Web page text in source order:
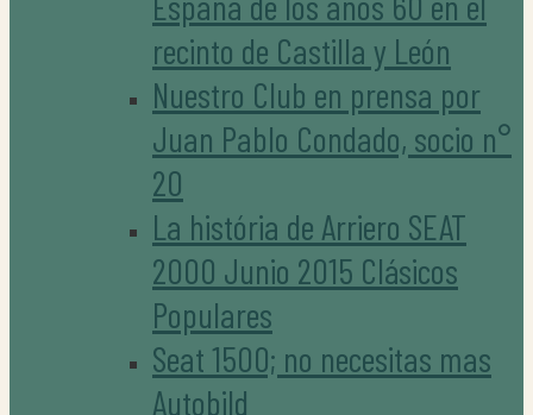
recinto de Castilla y León
Nuestro Club en prensa por
Juan Pablo Condado, socio n°
20
La história de Arriero SEAT
2000 Junio 2015 Clásicos
Populares
Seat 1500; no necesitas mas
Autobild